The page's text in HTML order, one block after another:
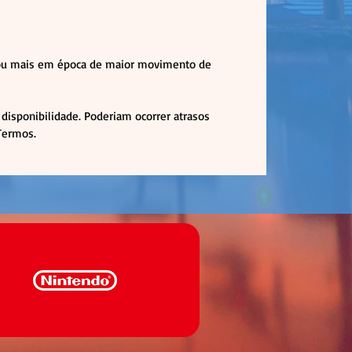
mais em época de maior movimento de
Poderiam ocorrer atrasos